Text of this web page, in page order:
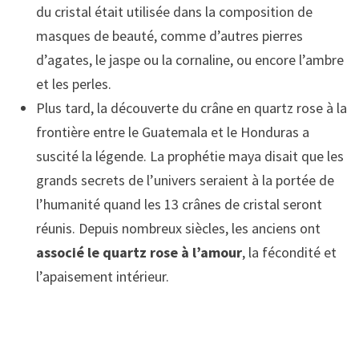
du cristal était utilisée dans la composition de
masques de beauté, comme d’autres pierres
d’agates, le jaspe ou la cornaline, ou encore l’ambre
et les perles.
Plus tard, la découverte du crâne en quartz rose à la
frontière entre le Guatemala et le Honduras a
suscité la légende. La prophétie maya disait que les
grands secrets de l’univers seraient à la portée de
l’humanité quand les 13 crânes de cristal seront
réunis. Depuis nombreux siècles, les anciens ont
associé le quartz rose à l’amour, la fécondité et
l’apaisement intérieur.